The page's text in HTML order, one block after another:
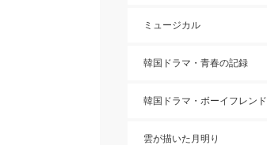
ミュージカル
韓国ドラマ・青春の記録
韓国ドラマ・ボーイフレンド
雲が描いた月明り